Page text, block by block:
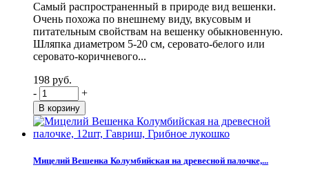
Самый распространенный в природе вид вешенки.
Очень похожа по внешнему виду, вкусовым и
питательным свойствам на вешенку обыкновенную.
Шляпка диаметром 5-20 см, серовато-белого или
серовато-коричневого...
198 руб.
-
+
Мицелий Вешенка Колумбийская на древесной палочке,...